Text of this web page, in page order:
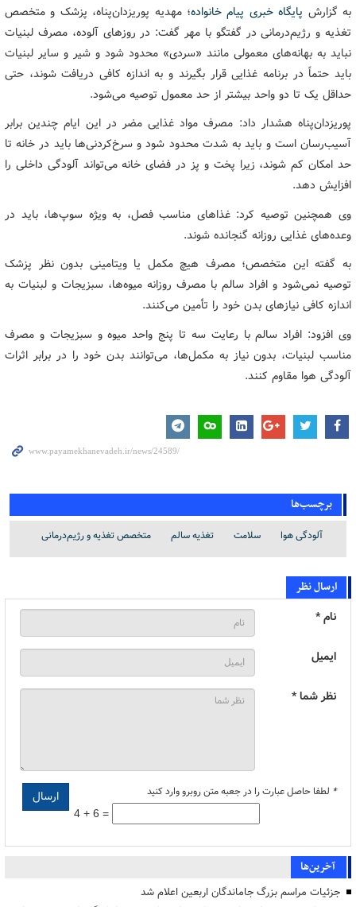
به گزارش پایگاه خبری پیام خانواده؛ مهدیه پوریزدان‌پناه، پزشک و متخصص
تغذیه و رژیم‌درمانی در گفتگو با مهر گفت: در روزهای آلوده، مصرف لبنیات
نباید به بهانه‌های معمولی مانند «سردی» محدود شود و شیر و سایر لبنیات
باید حتماً در برنامه غذایی قرار بگیرند و به اندازه کافی دریافت شوند، حتی
حداقل یک تا دو واحد بیشتر از حد معمول توصیه می‌شود.
پوریزدان‌پناه هشدار داد: مصرف مواد غذایی مضر در این ایام چندین برابر
آسیب‌رسان است و باید به شدت محدود شود و سرخ‌کردنی‌ها باید در خانه تا
حد امکان کم شوند، زیرا پخت و پز در فضای خانه می‌تواند آلودگی داخلی را
افزایش دهد.
وی همچنین توصیه کرد: غذاهای مناسب فصل، به ویژه سوپ‌ها، باید در
وعده‌های غذایی روزانه گنجانده شوند.
به گفته این متخصص؛ مصرف هیچ مکمل یا ویتامینی بدون نظر پزشک
توصیه نمی‌شود و افراد سالم با مصرف روزانه میوه‌ها، سبزیجات و لبنیات به
اندازه کافی نیازهای بدن خود را تأمین می‌کنند.
وی افزود: افراد سالم با رعایت سه تا پنج واحد میوه و سبزیجات و مصرف
مناسب لبنیات، بدون نیاز به مکمل‌ها، می‌توانند بدن خود را در برابر اثرات
آلودگی هوا مقاوم کنند.
برچسب‌ها
آلودگی هوا سلامت تغذیه سالم متخصص تغذیه و رژیم‌درمانی
ارسال نظر
نام *
ایمیل
نظر شما *
* لطفا حاصل عبارت را در جعبه متن روبرو وارد کنید
4 + 6 =
آخرین‌ها
جزئیات مراسم بزرگ جاماندگان اربعین اعلام شد